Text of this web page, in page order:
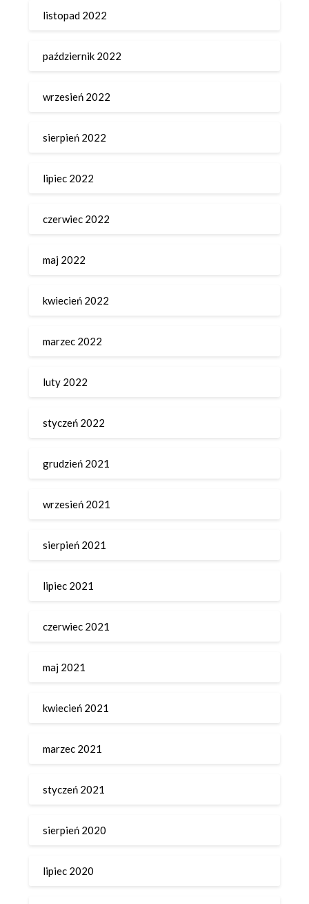
listopad 2022
październik 2022
wrzesień 2022
sierpień 2022
lipiec 2022
czerwiec 2022
maj 2022
kwiecień 2022
marzec 2022
luty 2022
styczeń 2022
grudzień 2021
wrzesień 2021
sierpień 2021
lipiec 2021
czerwiec 2021
maj 2021
kwiecień 2021
marzec 2021
styczeń 2021
sierpień 2020
lipiec 2020